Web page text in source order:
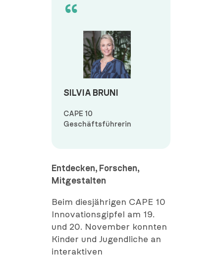
SILVIA BRUNI
CAPE 10
Geschäftsführerin
Entdecken, Forschen,
Mitgestalten
Beim diesjährigen CAPE 10
Innovationsgipfel am 19.
und 20. November konnten
Kinder und Jugendliche an
interaktiven